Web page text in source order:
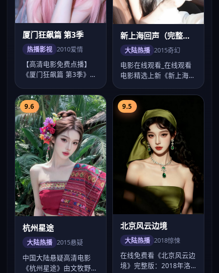
厦门狂飙篇 第3季
热播影视 2010爱情
【高清电影免费点播】
《厦门狂飙篇 第3季》爱
成熟，刘德华、…
新上海回声（完整
版）
大陆热播 2015奇幻
电影在线观看_在线观看
电影精选上新《新上海回
年苏州奇幻高…
9.6
杭州星途
大陆热播 2015悬疑
中国大陆悬疑高清电影
《杭州星途》由文牧野执
9.5
北京风云边境
大陆热播 2018惊悚
在线免费看《北京风云边
境》完整版：2018年洛